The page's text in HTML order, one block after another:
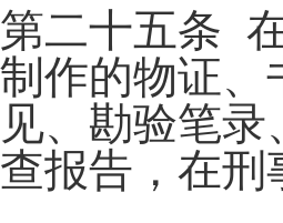
第二十五条
制作的物证、
见、勘验笔
查报告，在